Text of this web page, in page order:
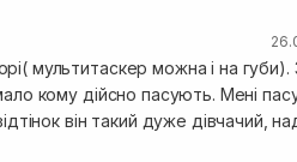
мультитаскер можна і на
кому дійсно пасують. Мені
він такий дуже дівчачий,
щічки. Продукт якісний,